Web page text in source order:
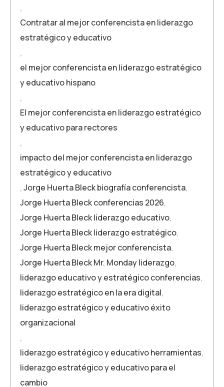
,
Contratar al mejor conferencista en liderazgo
estratégico y educativo
,
el mejor conferencista en liderazgo estratégico
y educativo hispano
,
El mejor conferencista en liderazgo estratégico
y educativo para rectores
,
impacto del mejor conferencista en liderazgo
estratégico y educativo
,Jorge Huerta Bleck biografía conferencista,
Jorge Huerta Bleck conferencias 2026,
Jorge Huerta Bleck liderazgo educativo,
Jorge Huerta Bleck liderazgo estratégico,
Jorge Huerta Bleck mejor conferencista,
Jorge Huerta Bleck Mr. Monday liderazgo,
liderazgo educativo y estratégico conferencias,
liderazgo estratégico en la era digital,
liderazgo estratégico y educativo éxito
organizacional
,
liderazgo estratégico y educativo herramientas,
liderazgo estratégico y educativo para el
cambio